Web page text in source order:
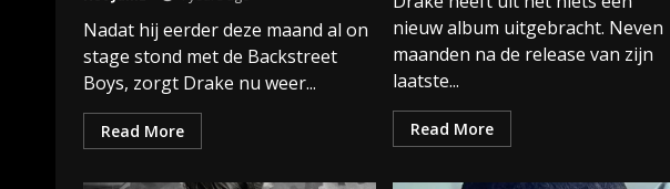
Nadat hij eerder deze maand al on
stage stond met de Backstreet
Boys, zorgt Drake nu weer...
Read More
nieuw album uitgebracht. Neven
maanden na de release van zijn
laatste...
Read More